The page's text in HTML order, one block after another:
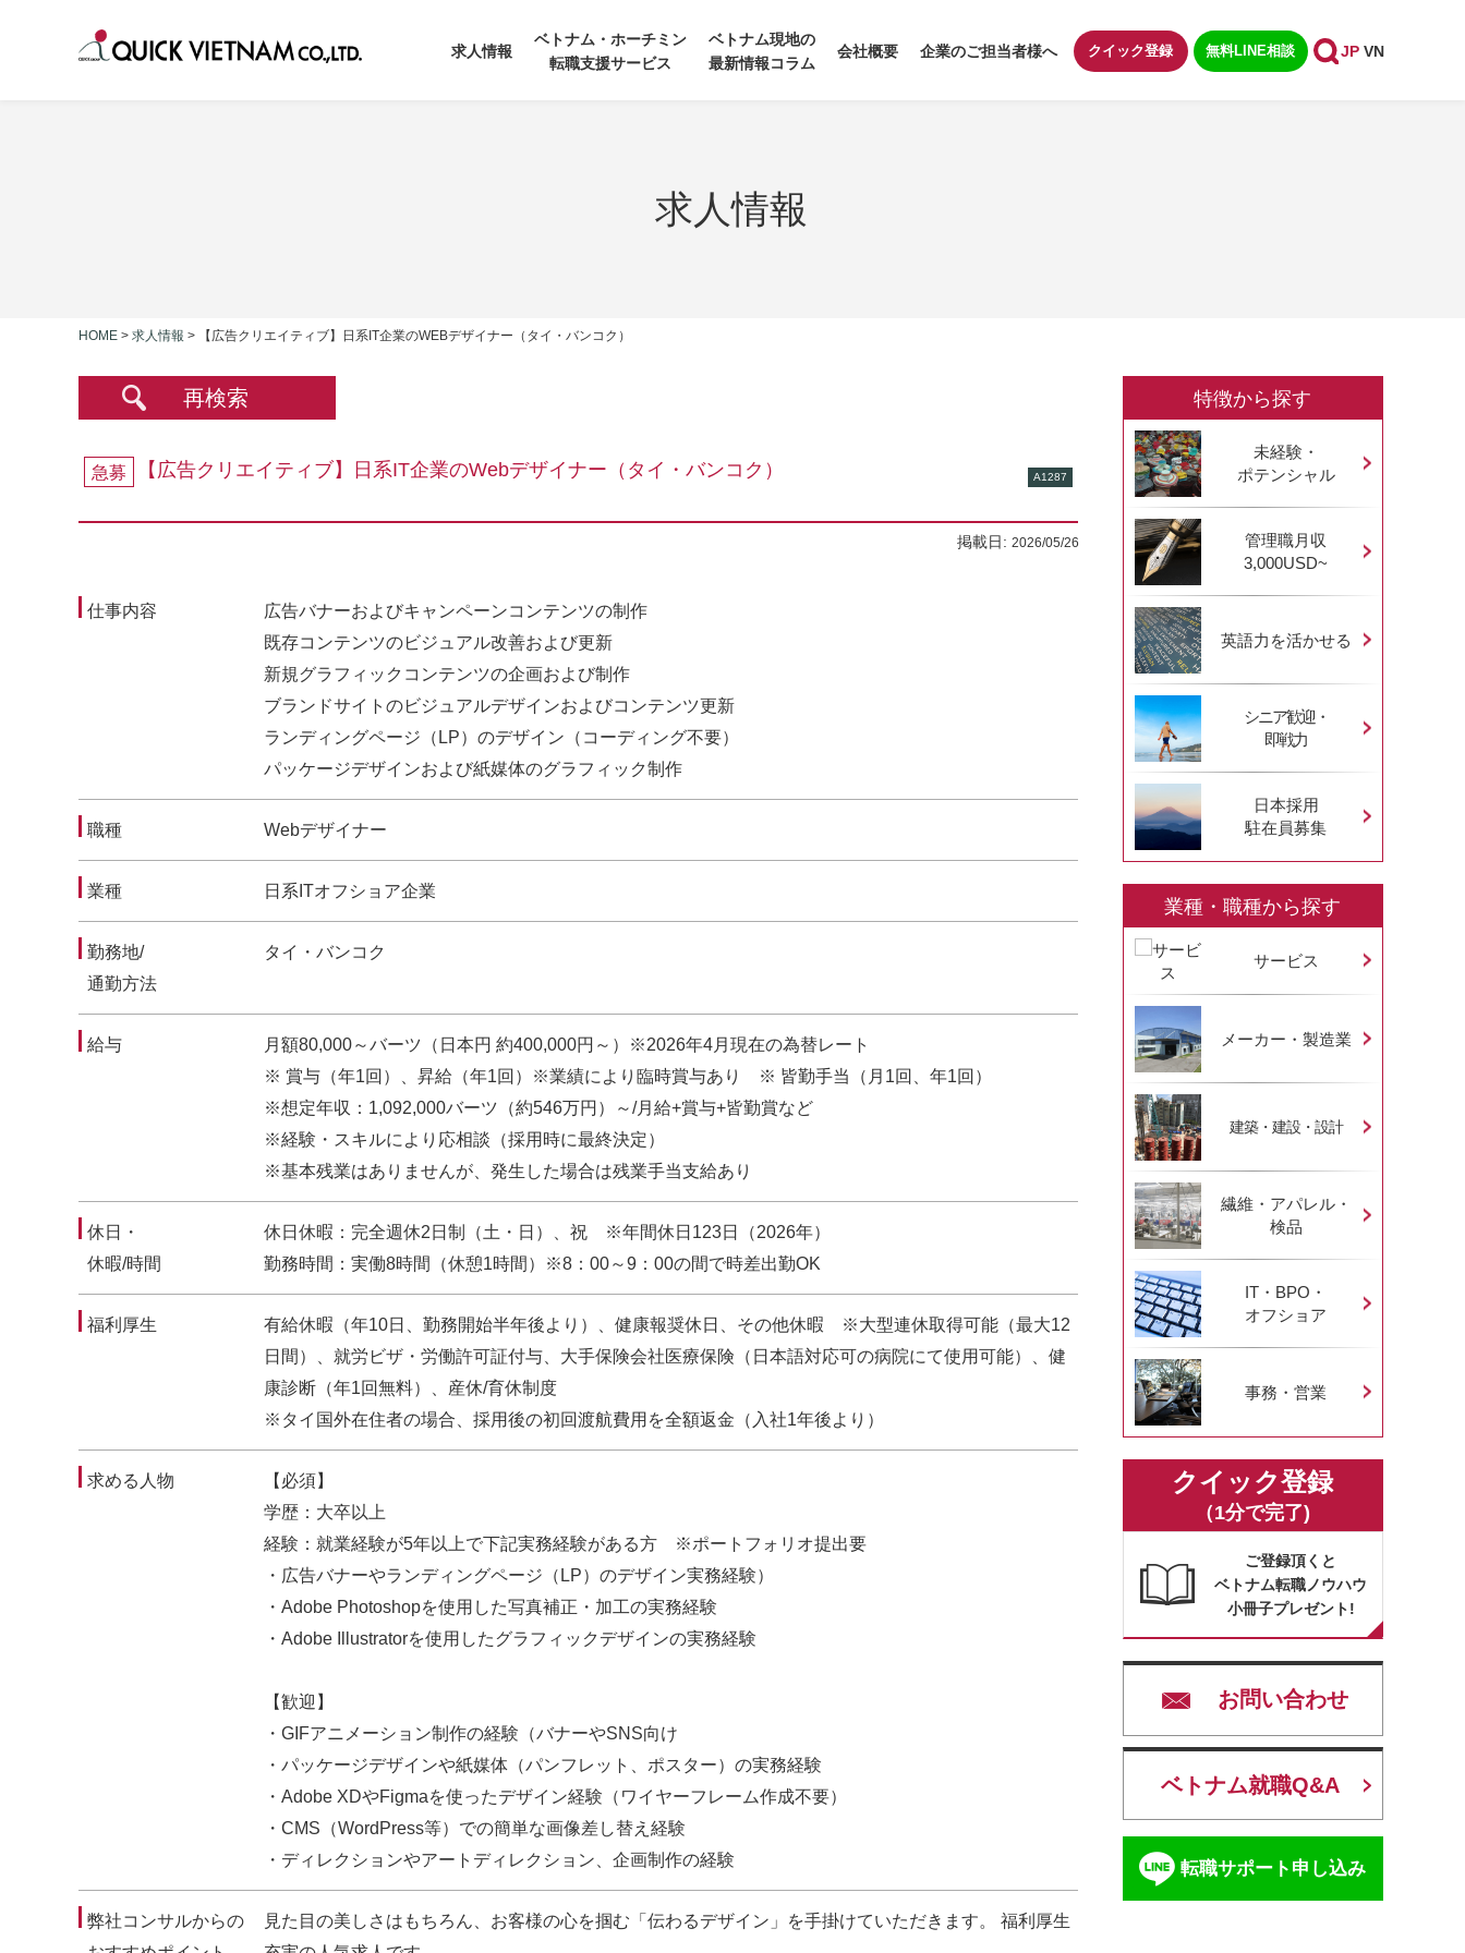
求人情報
ベトナム・ホーチミン
転職支援サービス
ベトナム現地の
最新情報コラム
会社概要 企業のご担当者様へ クイック登録 無料LINE相談 JP VN
求人情報
HOME > 求人情報 > 【広告クリエイティブ】日系IT企業のWEBデザイナー（タイ・バンコク）
再検索
急募 【広告クリエイティブ】日系IT企業のWebデザイナー（タイ・バンコク） A1287
掲載日: 2026/05/26
仕事内容
広告バナーおよびキャンペーンコンテンツの制作
既存コンテンツのビジュアル改善および更新
新規グラフィックコンテンツの企画および制作
ブランドサイトのビジュアルデザインおよびコンテンツ更新
ランディングページ（LP）のデザイン（コーディング不要）
パッケージデザインおよび紙媒体のグラフィック制作
職種 Webデザイナー
業種 日系ITオフショア企業
勤務地/
通勤方法
タイ・バンコク
給与
月額80,000～バーツ（日本円 約400,000円～）※2026年4月現在の為替レート
※ 賞与（年1回）、昇給（年1回）※業績により臨時賞与あり ※ 皆勤手当（月1回、年1回）
※想定年収：1,092,000バーツ（約546万円）～/月給+賞与+皆勤賞など
※経験・スキルにより応相談（採用時に最終決定）
※基本残業はありませんが、発生した場合は残業手当支給あり
休日・
休暇/時間
休日休暇：完全週休2日制（土・日）、祝 ※年間休日123日（2026年）
勤務時間：実働8時間（休憩1時間）※8：00～9：00の間で時差出勤OK
福利厚生
有給休暇（年10日、勤務開始半年後より）、健康報奨休日、その他休暇 ※大型連休取得可能（最大12
日間）、就労ビザ・労働許可証付与、大手保険会社医療保険（日本語対応可の病院にて使用可能）、健
康診断（年1回無料）、産休/育休制度
※タイ国外在住者の場合、採用後の初回渡航費用を全額返金（入社1年後より）
求める人物
【必須】
学歴：大卒以上
経験：就業経験が5年以上で下記実務経験がある方 ※ポートフォリオ提出要
・広告バナーやランディングページ（LP）のデザイン実務経験）
・Adobe Photoshopを使用した写真補正・加工の実務経験
・Adobe Illustratorを使用したグラフィックデザインの実務経験
【歓迎】
・GIFアニメーション制作の経験（バナーやSNS向け
・パッケージデザインや紙媒体（パンフレット、ポスター）の実務経験
・Adobe XDやFigmaを使ったデザイン経験（ワイヤーフレーム作成不要）
・CMS（WordPress等）での簡単な画像差し替え経験
・ディレクションやアートディレクション、企画制作の経験
弊社コンサルからの
見た目の美しさはもちろん、お客様の心を掴む「伝わるデザイン」を手掛けていただきます。 福利厚生
特徴から探す
未経験・
ポテンシャル
管理職月収
3,000USD~
英語力を活かせる
シニア歓迎・
即戦力
日本採用
駐在員募集
業種・職種から探す
サービス
メーカー・製造業
建築・建設・設計
繊維・アパレル・
検品
IT・BPO・
オフショア
事務・営業
クイック登録
（1分で完了)
ご登録頂くと
ベトナム転職ノウハウ
小冊子プレゼント!
お問い合わせ
ベトナム就職Q&A
転職サポート申し込み